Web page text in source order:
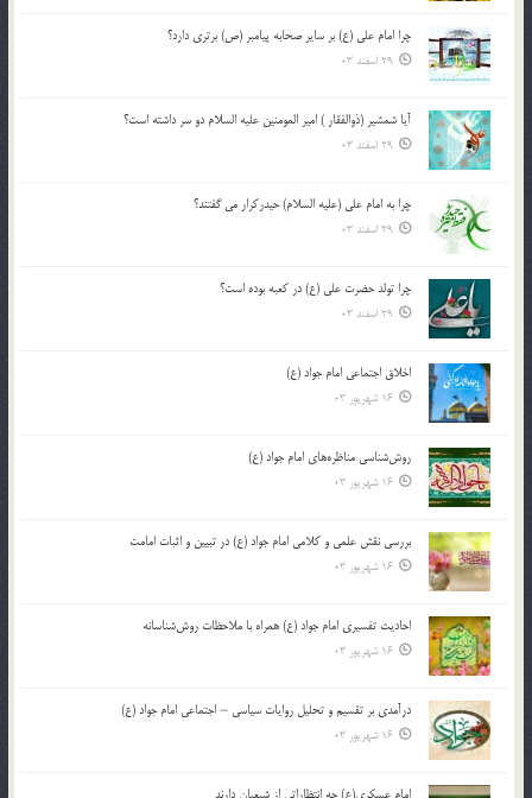
چرا امام علی (ع) بر سایر صحابه پیامبر (ص) برتری دارد؟
29 اسفند 03
آیا شمشیر (ذوالفقار ) امیر المومنین علیه السلام دو سر داشته است؟
29 اسفند 03
چرا به امام علی (علیه السلام) حیدرکرار می گفتند؟
29 اسفند 03
چرا تولد حضرت علی (ع) در کعبه بوده است؟
29 اسفند 03
اخلاق اجتماعی امام جواد (ع)
16 شهریور 03
روش‌شناسی مناظره‌های امام جواد (ع)
16 شهریور 03
بررسی نقش علمی و کلامی امام جواد (ع) در تبیین و اثبات امامت
16 شهریور 03
احادیث تفسیری امام جواد (ع) همراه با ملاحظات روش‌شناسانه
16 شهریور 03
درآمدی بر تقسیم و تحلیل روایات سیاسی – اجتماعی امام جواد (ع)
16 شهریور 03